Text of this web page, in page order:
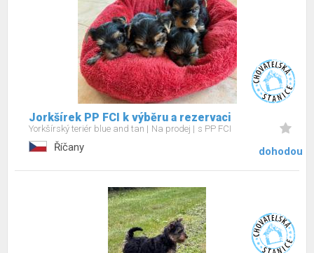
Jorkšírek PP FCI k výběru a rezervaci
Yorkšírský teriér blue and tan Na prodej s PP FCI
Říčany dohodou